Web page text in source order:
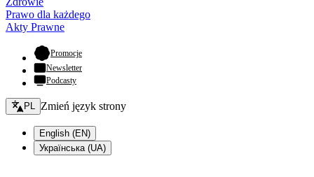
Prawo dla każdego
Akty Prawne
Promocje- otwiera się w nowej karcie
Newsletter
Podcasty
Zmień język - bieżący:
PL Zmień język strony
English (EN)
Українська (UA)